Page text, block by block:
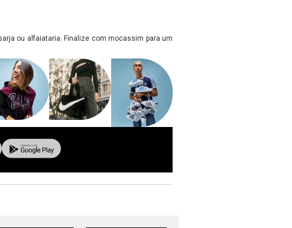
ou alfaiataria. Finalize com mocassim para um